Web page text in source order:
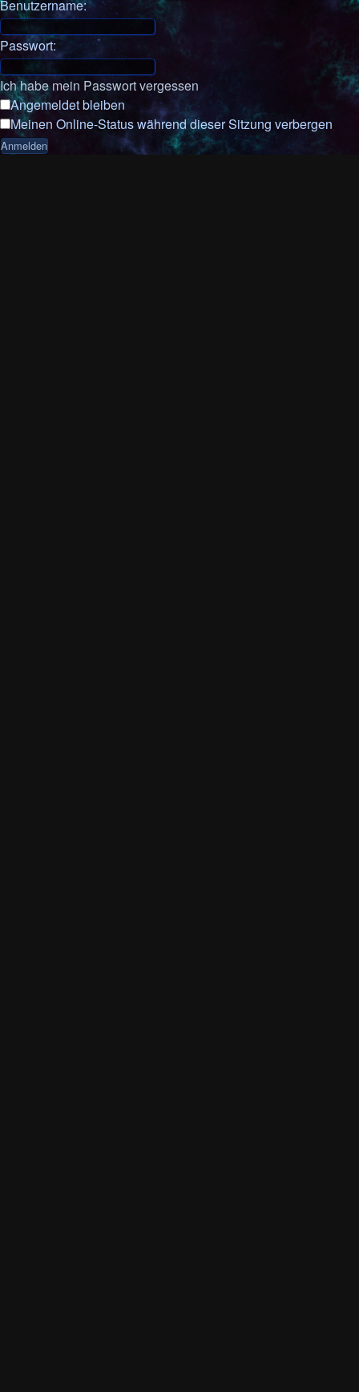
Benutzername:
Passwort:
Ich habe mein Passwort vergessen
Angemeldet bleiben
Meinen Online-Status während dieser Sitzung verbergen